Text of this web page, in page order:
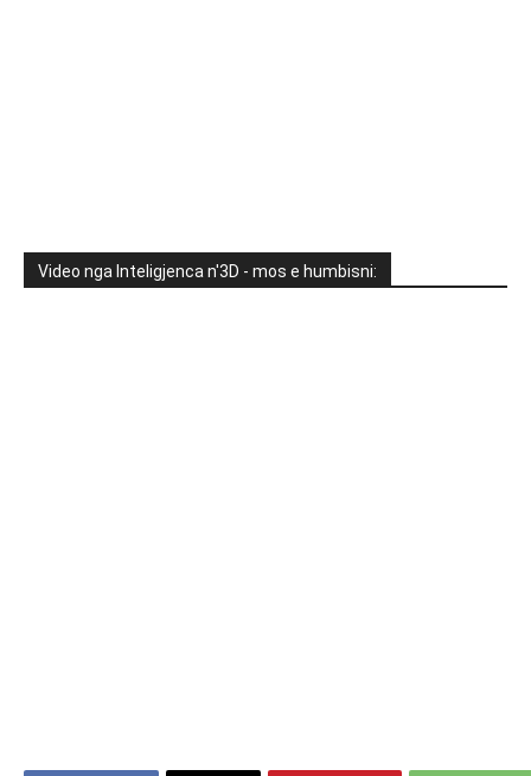
Video nga Inteligjenca n'3D - mos e humbisni: